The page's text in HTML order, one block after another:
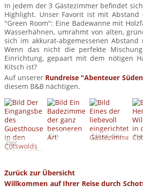
In jedem der 3 Gästezimmer befindet
Highlight. Unser Favorit ist mit Abstand
"Green Room": Eine Badewanne mit
Wasserhähnen, umrahmt von alten,
sich im akkurat-abgemessenen Abstand
Wenn das nicht die perfekte
Einrichtung, gepaart mit dem nötigen
Kitsch ist?
Auf unserer Rundreise "Abenteuer
diesem B&B nächtigen.
Der
Eingangsbereich
Guesthouses
in den
Cotswolds
Ein
Art
Eines der
Zurück zur Übersicht
Willkommen auf Ihrer Reise durch